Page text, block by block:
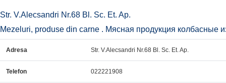
Str. V.Alecsandri Nr.68 Bl. Sc. Et. Ap.
Mezeluri, produse din carne . Мясная продукция колбасные
Adresa Str. V.Alecsandri Nr.68 Bl. Sc. Et. Ap.
Telefon 022221908